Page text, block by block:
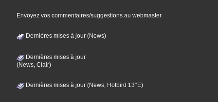
Envoyez vos commentaires/suggestions au webmaster
Dernières mises à jour (News)
Dernières mises à jour
(News, Clair)
Dernières mises à jour (News, Hotbird 13°E)